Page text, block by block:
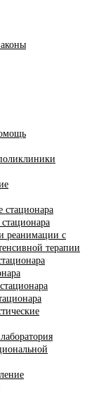
стационара
реанимации с
терапии